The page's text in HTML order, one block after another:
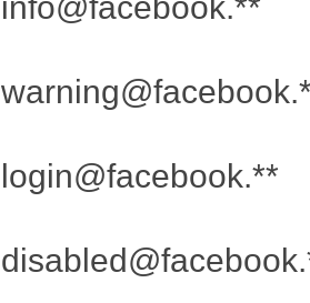
login@facebook.**